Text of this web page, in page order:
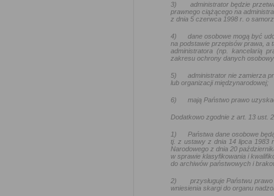
3) administrator będzie
prawnego ciążącego na
z dnia 5 czerwca 1998 r. o
4) dane osobowe mogą być
na podstawie przepisów prawa, a
administratora (np. kancelarią
zakresu ochrony danych
5) administrator nie zamierza
lub organizacji międzynarodowej;
6) mają Państwo prawo
Dodatkowo zgodnie z art. 13 ust.
1) Państwa dane osobowe
tj. z ustawy z dnia 14 lipca 1983
Narodowego z dnia 20
w sprawie klasyfikowania i
do archiwów państwowych i
2) przysługuje Państwu
wniesienia skargi do organu